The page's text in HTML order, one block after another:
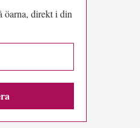
öarna, direkt i din